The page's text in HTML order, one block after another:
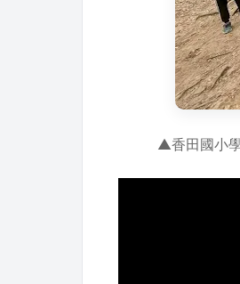
▲香田國小